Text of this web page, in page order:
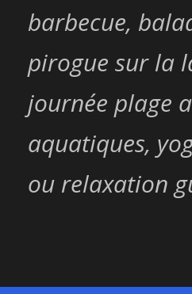
barbecue,
pirogue sur la
journée plage
aquatiques,
ou relaxation